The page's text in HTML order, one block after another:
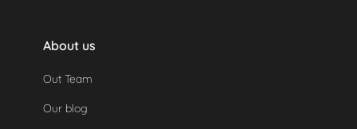
About us
Out Team
Our blog